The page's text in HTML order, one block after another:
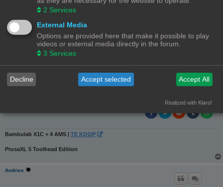
Ch3vr0n
Site Admin
#5
B 14/07/25, 21:56
Stl is gewoon een toegelaten bestandsformaat, je voegt dat toe net zoals
gelijk welke andere bijlage maar je moet wel de volledige text editor
gebruiken en niet 'snelle reactie'
Sent from my Pixel 7 Pro using Tapatalk
Bambulab X1C + 4 AMS | TE KOOP
PrusaXL 5 Toolhead Edition
Andries
2 Services
External Media
Options are provided here that make it possible to play
videos or external media directly in the forum.
3 Services
Decline Accept selected Accept All
Realized with Klaro!